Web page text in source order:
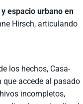
espacio urbano en
Hirsch, articulando
los hechos, Casa-
que accede al pasado
incompletos,